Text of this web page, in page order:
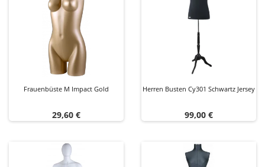
Frauenbüste M Impact Gold
Preis
29,60 €
Herren Busten Cy301 Schwartz Jersey
Preis
99,00 €